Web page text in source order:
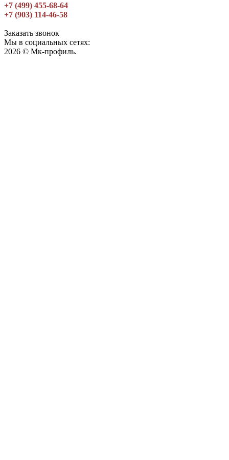
+7 (499) 455-68-64
+7 (903) 114-46-58
Заказать звонок
Мы в социальных сетях:
2026 © Мк-профиль.